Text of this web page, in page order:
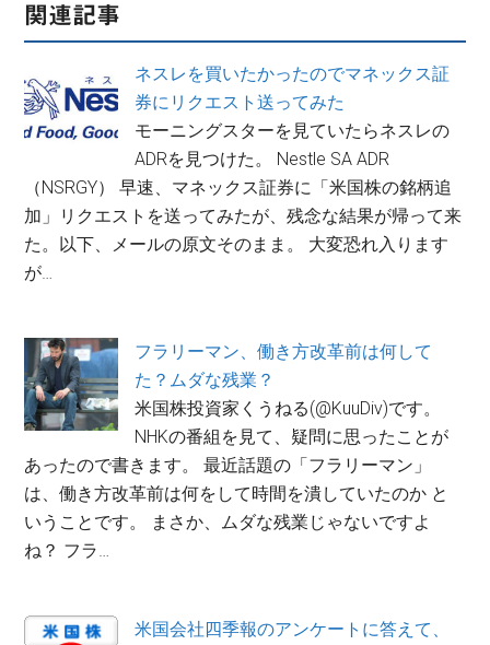
関連記事
ネスレを買いたかったのでマネックス証
券にリクエスト送ってみた
モーニングスターを見ていたらネスレの
ADRを見つけた。 Nestle SA ADR
（NSRGY） 早速、マネックス証券に「米国株の銘柄追
加」リクエストを送ってみたが、残念な結果が帰って来
た。以下、メールの原文そのまま。 大変恐れ入ります
が…
フラリーマン、働き方改革前は何して
た？ムダな残業？
米国株投資家くうねる(@KuuDiv)です。
NHKの番組を見て、疑問に思ったことが
あったので書きます。 最近話題の「フラリーマン」
は、働き方改革前は何をして時間を潰していたのか と
いうことです。 まさか、ムダな残業じゃないですよ
ね？ フラ…
米国会社四季報のアンケートに答えて、